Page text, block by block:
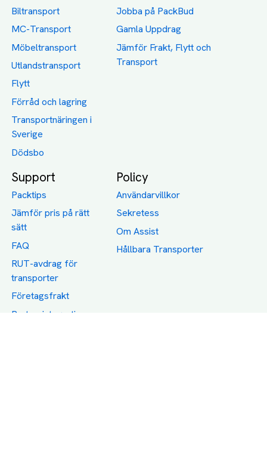
Biltransport
MC-Transport
Möbeltransport
Utlandstransport
Flytt
Förråd och lagring
Transportnäringen i
Sverige
Dödsbo
Jobba på PackBud
Gamla Uppdrag
Jämför Frakt, Flytt och
Transport
Support
Packtips
Jämför pris på rätt
sätt
FAQ
RUT-avdrag för
transporter
Företagsfrakt
Partnerintegration
Policy
Användarvillkor
Sekretess
Om Assist
Hållbara Transporter